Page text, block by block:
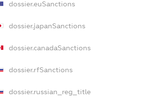
dossier.euSanctions
dossier.japanSanctions
dossier.canadaSanctions
dossier.rfSanctions
dossier.russian_reg_title